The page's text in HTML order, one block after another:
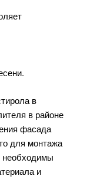
в
в районе
фасада
для монтажа
необходимы
и